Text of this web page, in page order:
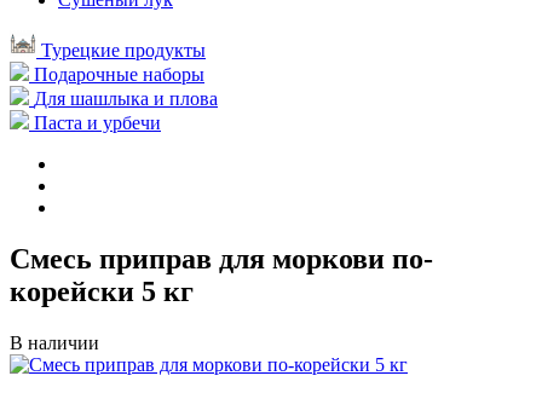
Турецкие продукты
Подарочные наборы
Для шашлыка и плова
Паста и урбечи
Смесь приправ для моркови по-
корейски 5 кг
В наличии